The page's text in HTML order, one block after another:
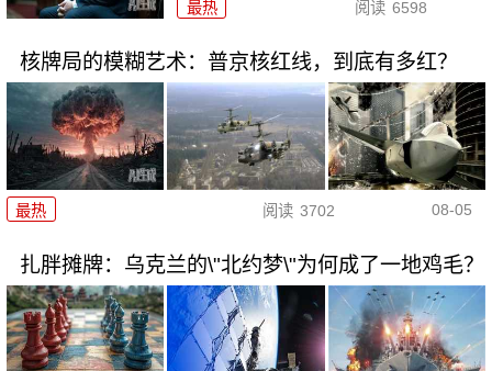
最热 阅读 6598
核牌局的模糊艺术：普京核红线，到底有多红？
最热 阅读 3702 08-05
扎胖摊牌：乌克兰的\"北约梦\"为何成了一地鸡毛？